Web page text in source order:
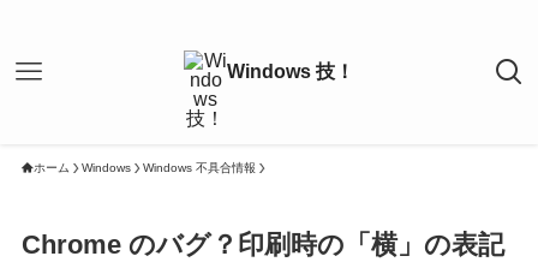
ホーム Windows Windows 不具合情報
Chrome のバグ？印刷時の「横」の表記